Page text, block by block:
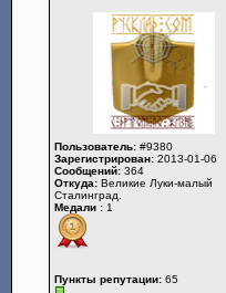
Пользователь: #9380
Зарегистрирован: 2013-01-06
Сообщений: 364
Откуда: Великие Луки-малый
Сталинград.
Медали : 1
Пункты репутации: 65